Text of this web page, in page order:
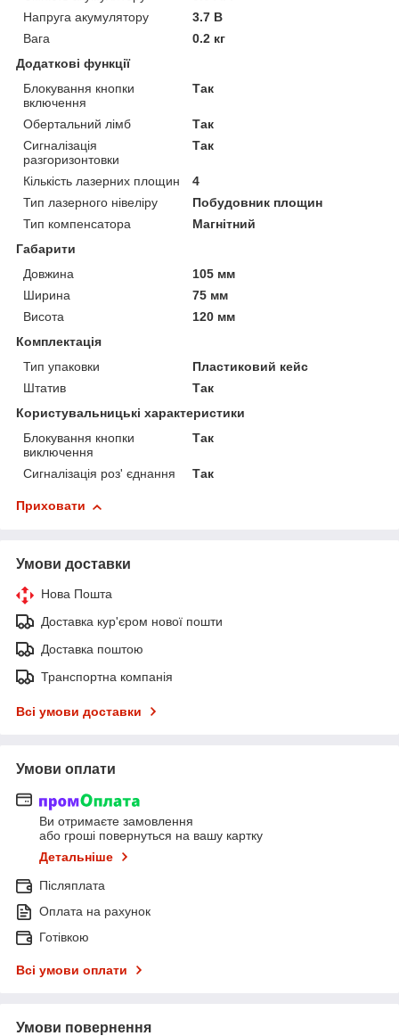
Напруга акумулятору
3.7 В
Вага
0.2 кг
Додаткові функції
Блокування кнопки
включення
Так
Обертальний лімб
Так
Сигналізація
разгоризонтовки
Так
Кількість лазерних площин
4
Тип лазерного нівеліру
Побудовник площин
Тип компенсатора
Магнітний
Габарити
Довжина
105 мм
Ширина
75 мм
Висота
120 мм
Комплектація
Тип упаковки
Пластиковий кейс
Штатив
Так
Користувальницькі характеристики
Блокування кнопки
виключення
Так
Сигналізація роз' єднання Так
Приховати
Умови доставки
Нова Пошта
Доставка кур'єром нової пошти
Доставка поштою
Транспортна компанія
Всі умови доставки
Умови оплати
Ви отримаєте замовлення
або гроші повернуться на вашу картку
Детальніше
Післяплата
Оплата на рахунок
Готівкою
Всі умови оплати
Умови повернення